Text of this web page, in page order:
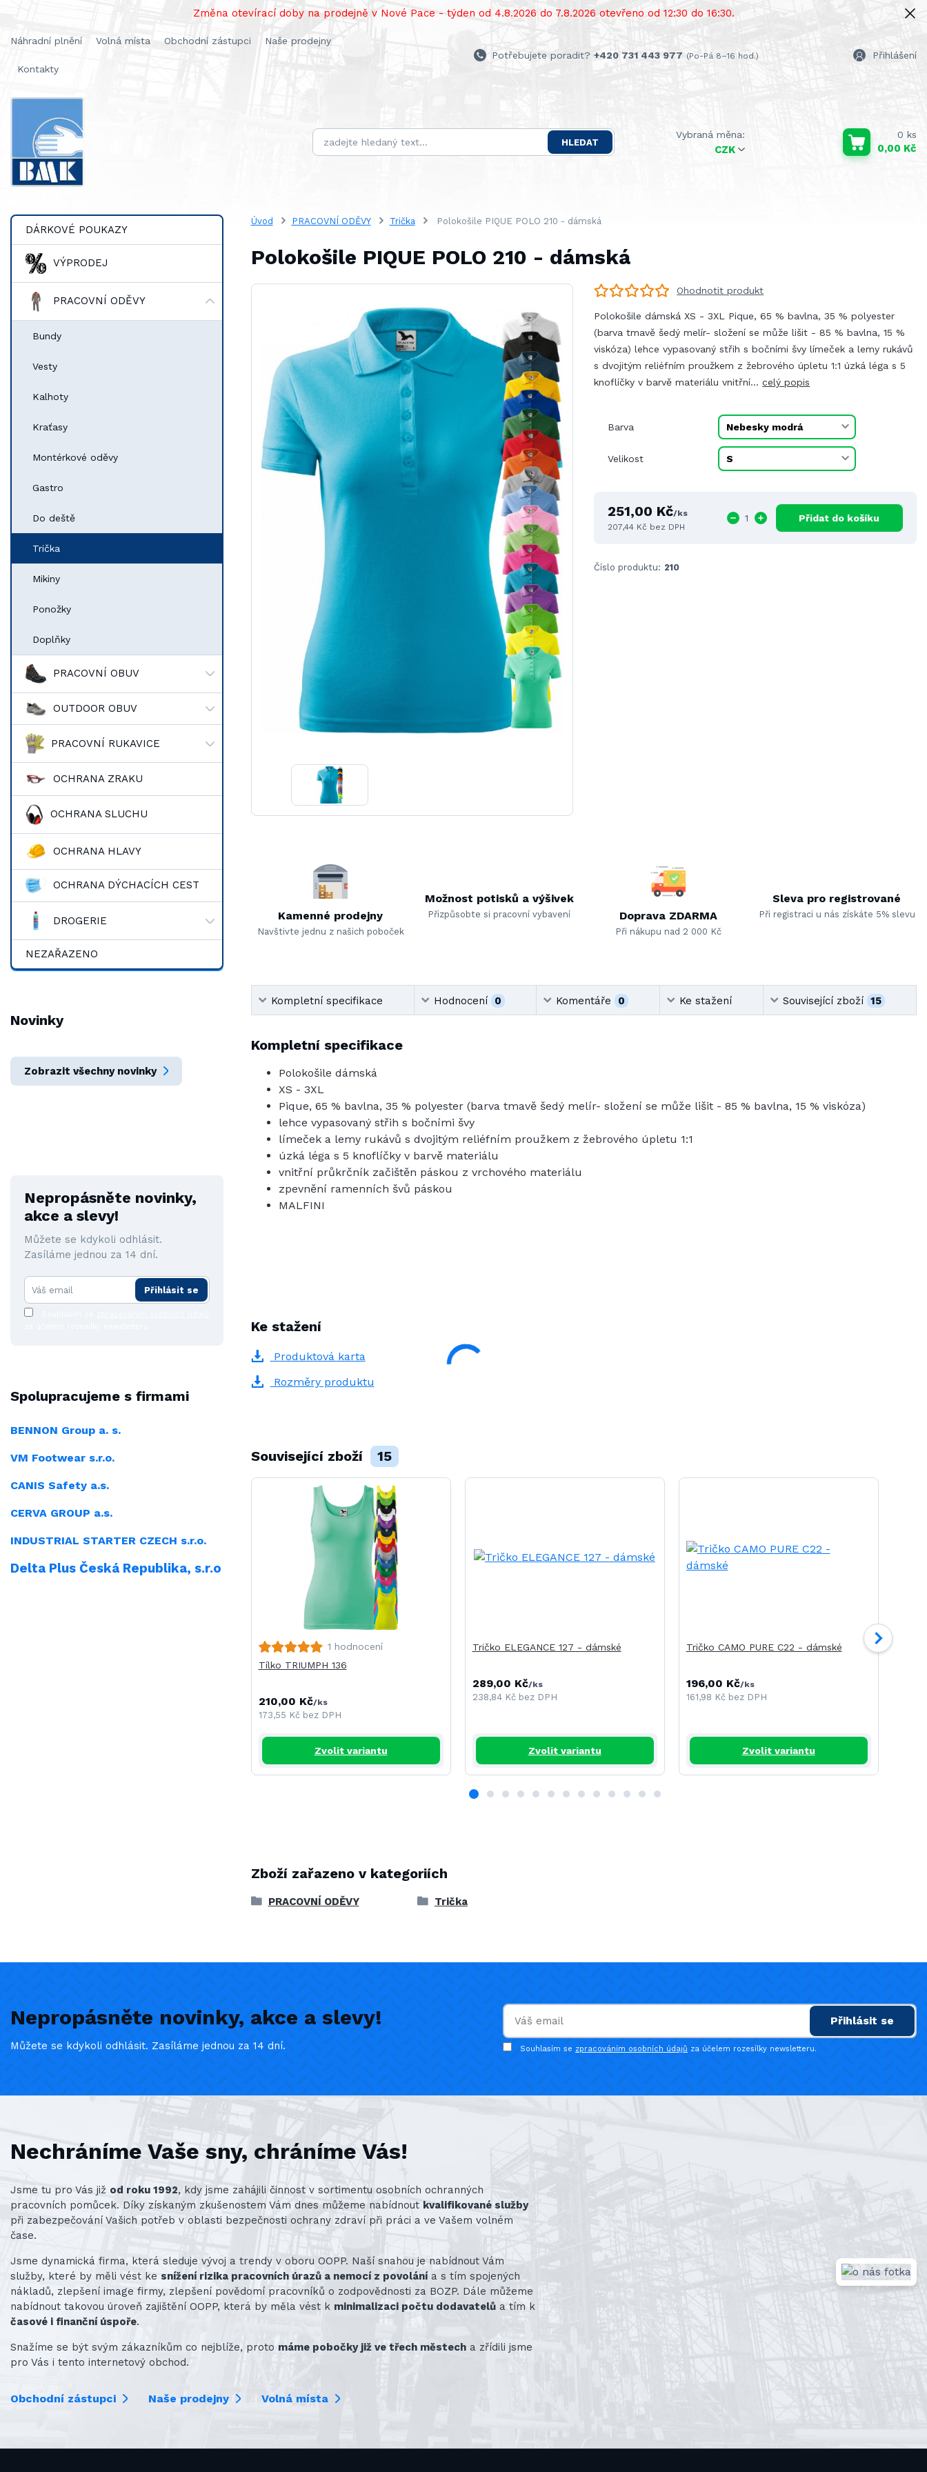
Změna otevírací doby na prodejně v Nové Pace - týden od 4.8.2026 do 7.8.2026 otevřeno od 12:30 do 16:30.
Náhradní plnění Volná místa Obchodní zástupci Naše prodejny
Kontakty
CZK
Přihlášení
HLEDAT
Potřebujete poradit? +420 731 443 977 (Po-Pá 8–16 hod.)
0 ks
0,00 Kč
DÁRKOVÉ POUKAZY
VÝPRODEJ
PRACOVNÍ ODĚVY
Bundy
Vesty
Kalhoty
Kraťasy
Montérkové oděvy
Gastro
Do deště
Trička
Mikiny
Ponožky
Doplňky
PRACOVNÍ OBUV
OUTDOOR OBUV
PRACOVNÍ RUKAVICE
OCHRANA ZRAKU
OCHRANA SLUCHU
OCHRANA HLAVY
OCHRANA DÝCHACÍCH CEST
DROGERIE
NEZAŘAZENO
Novinky
Zobrazit všechny novinky
Nepropásněte novinky,
akce a slevy!
Můžete se kdykoli odhlásit.
Zasíláme jednou za 14 dní.
Přihlásit se
Spolupracujeme s firmami
BENNON Group a. s.
VM Footwear s.r.o.
CANIS Safety a.s.
CERVA GROUP a.s.
INDUSTRIAL STARTER CZECH s.r.o.
Delta Plus Česká Republika, s.r.o
Úvod PRACOVNÍ ODĚVY Trička Polokošile PIQUE POLO 210 - dámská
Polokošile PIQUE POLO 210 - dámská
Ohodnotit produkt
Polokošile dámská XS - 3XL Pique, 65 % bavlna, 35 % polyester
(barva tmavě šedý melír- složení se může lišit - 85 % bavlna, 15 %
viskóza) lehce vypasovaný střih s bočními švy límeček a lemy rukávů
s dvojitým reliéfním proužkem z žebrového úpletu 1:1 úzká léga s 5
knoflíčky v barvě materiálu vnitřní...celý popis
Barva
Velikost
251,00 Kč/ks
207,44 Kč bez DPH
Přidat do košíku
Číslo produktu: 210
Kamenné prodejny
Navštivte jednu z našich poboček
Možnost potisků a výšivek
Přizpůsobte si pracovní vybavení Doprava ZDARMA
Při nákupu nad 2 000 Kč
Sleva pro registrované
Při registraci u nás získáte 5% slevu
Kompletní specifikace Hodnocení 0 Komentáře 0 Ke stažení Související zboží 15
Kompletní specifikace
Polokošile dámská
XS - 3XL
Pique, 65 % bavlna, 35 % polyester (barva tmavě šedý melír- složení se může lišit - 85 % bavlna, 15 % viskóza)
lehce vypasovaný střih s bočními švy
límeček a lemy rukávů s dvojitým reliéfním proužkem z žebrového úpletu 1:1
úzká léga s 5 knoflíčky v barvě materiálu
vnitřní průkrčník začištěn páskou z vrchového materiálu
zpevnění ramenních švů páskou
MALFINI
Ke stažení
Produktová karta
Rozměry produktu
Související zboží 15
1 hodnocení
Tílko TRIUMPH 136
210,00 Kč/ks
173,55 Kč bez DPH
Zvolit variantu
Tričko ELEGANCE 127 - dámské
289,00 Kč/ks
238,84 Kč bez DPH
Zvolit variantu
Tričko CAMO PURE C22 - dámské
196,00 Kč/ks
161,98 Kč bez DPH
Zvolit variantu
Zboží zařazeno v kategoriích
PRACOVNÍ ODĚVY Trička
Nepropásněte novinky, akce a slevy!
Můžete se kdykoli odhlásit. Zasíláme jednou za 14 dní.
Přihlásit se
Souhlasím se zpracováním osobních údajů za účelem rozesílky newsletteru.
Nechráníme Vaše sny, chráníme Vás!
Jsme tu pro Vás již od roku 1992, kdy jsme zahájili činnost v sortimentu osobních ochranných
pracovních pomůcek. Díky získaným zkušenostem Vám dnes můžeme nabídnout kvalifikované služby
při zabezpečování Vašich potřeb v oblasti bezpečnosti ochrany zdraví při práci a ve Vašem volném
čase.
Jsme dynamická firma, která sleduje vývoj a trendy v oboru OOPP. Naší snahou je nabídnout Vám
služby, které by měli vést ke snížení rizika pracovních úrazů a nemocí z povolánía s tím spojených
nákladů, zlepšení image firmy, zlepšení povědomí pracovníků o zodpovědnosti za BOZP. Dále můžeme
nabídnout takovou úroveň zajištění OOPP, která by měla vést k minimalizaci počtu dodavatelů a tím k
časové i finanční úspoře.
Snažíme se být svým zákazníkům co nejblíže, protomáme pobočky již ve třech městech a zřídili jsme
pro Vás i tento internetový obchod.
Obchodní zástupci Naše prodejny Volná místa